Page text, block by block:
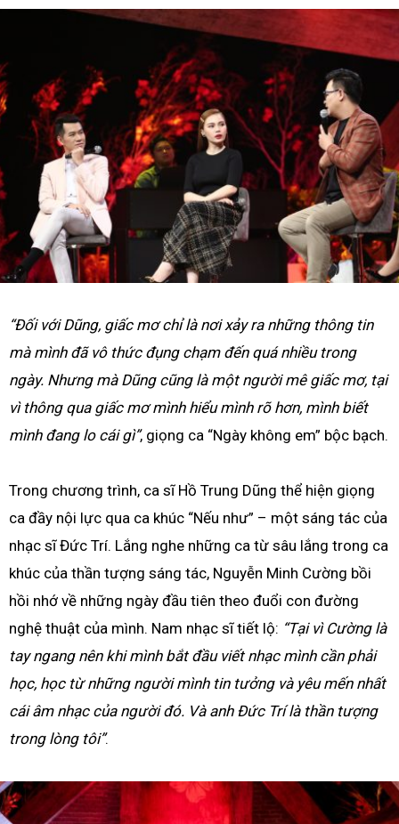
“Đối với Dũng, giấc mơ chỉ là nơi xảy ra những thông tin
mà mình đã vô thức đụng chạm đến quá nhiều trong
ngày. Nhưng mà Dũng cũng là một người mê giấc mơ, tại
vì thông qua giấc mơ mình hiểu mình rõ hơn, mình biết
mình đang lo cái gì”, giọng ca “Ngày không em” bộc bạch.
Trong chương trình, ca sĩ Hồ Trung Dũng thể hiện giọng
ca đầy nội lực qua ca khúc “Nếu như” – một sáng tác của
nhạc sĩ Đức Trí. Lắng nghe những ca từ sâu lắng trong ca
khúc của thần tượng sáng tác, Nguyễn Minh Cường bồi
hồi nhớ về những ngày đầu tiên theo đuổi con đường
nghệ thuật của mình. Nam nhạc sĩ tiết lộ: “Tại vì Cường là
tay ngang nên khi mình bắt đầu viết nhạc mình cần phải
học, học từ những người mình tin tưởng và yêu mến nhất
cái âm nhạc của người đó. Và anh Đức Trí là thần tượng
trong lòng tôi”.